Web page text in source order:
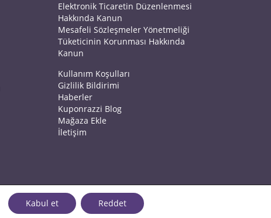
Elektronik Ticaretin Düzenlenmesi
Hakkında Kanun
Mesafeli Sözleşmeler Yönetmeliği
Tüketicinin Korunması Hakkında
Kanun
Kullanım Koşulları
Gizlilik Bildirimi
Haberler
Kuponrazzi Blog
Mağaza Ekle
İletişim
Kabul et Reddet